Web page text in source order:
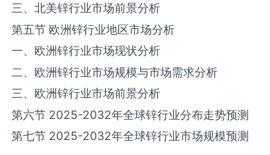
三、北美‌锌‌行业市场前景分析
第五节 欧洲‌锌‌行业地区市场分析
一、欧洲‌锌‌行业市场现状分析
二、欧洲‌锌‌行业市场规模与市场需求分析
三、欧洲‌锌‌行业市场前景分析
第六节 2025-2032年全球‌锌‌行业分布走势预测
第七节 2025-2032年全球‌锌‌行业市场规模预测